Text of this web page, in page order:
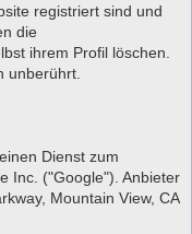
registriert sind und
die
ihrem Profil löschen.
unberührt.
Dienst zum
Inc. ("Google"). Anbieter
Mountain View, CA